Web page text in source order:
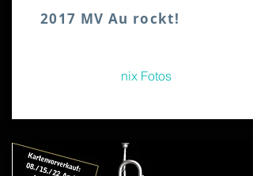
2017 MV Au rockt!
nix Fotos